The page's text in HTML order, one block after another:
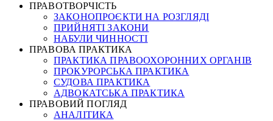
ПРАВОТВОРЧІСТЬ
ЗАКОНОПРОЄКТИ НА РОЗГЛЯДІ
ПРИЙНЯТІ ЗАКОНИ
НАБУЛИ ЧИННОСТІ
ПРАВОВА ПРАКТИКА
ПРАКТИКА ПРАВООХОРОННИХ ОРГАНІВ
ПРОКУРОРСЬКА ПРАКТИКА
СУДОВА ПРАКТИКА
АДВОКАТСЬКА ПРАКТИКА
ПРАВОВИЙ ПОГЛЯД
АНАЛІТИКА